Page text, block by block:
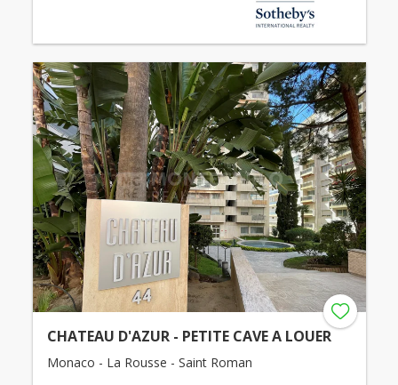
CHATEAU D'AZUR - PETITE CAVE A LOUER
Monaco - La Rousse - Saint Roman